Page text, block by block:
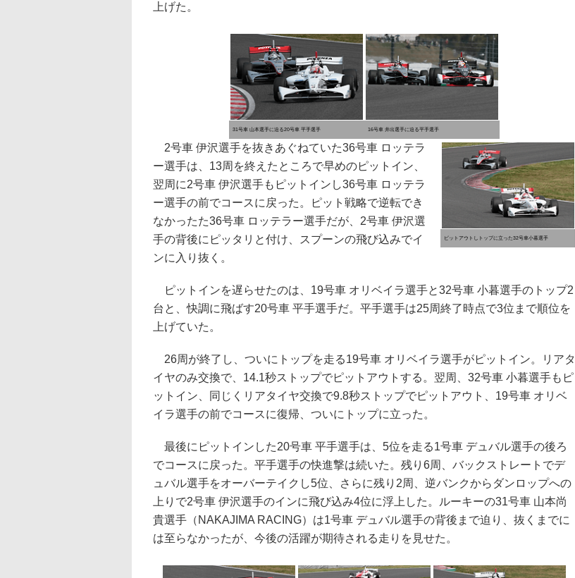
上げた。
31号車 山本選手に迫る20号車 平手選手 16号車 井出選手に迫る平手選手
ピットアウトしトップに立った32号車小暮選手
2号車 伊沢選手を抜きあぐねていた36号車 ロッテラ
ー選手は、13周を終えたところで早めのピットイン、
翌周に2号車 伊沢選手もピットインし36号車 ロッテラ
ー選手の前でコースに戻った。ピット戦略で逆転でき
なかったた36号車 ロッテラー選手だが、2号車 伊沢選
手の背後にピッタリと付け、スプーンの飛び込みでイ
ンに入り抜く。
ピットインを遅らせたのは、19号車 オリベイラ選手と32号車 小暮選手のトップ2
台と、快調に飛ばす20号車 平手選手だ。平手選手は25周終了時点で3位まで順位を
上げていた。
26周が終了し、ついにトップを走る19号車 オリベイラ選手がピットイン。リアタ
イヤのみ交換で、14.1秒ストップでピットアウトする。翌周、32号車 小暮選手もピ
ットイン、同じくリアタイヤ交換で9.8秒ストップでピットアウト、19号車 オリベ
イラ選手の前でコースに復帰、ついにトップに立った。
最後にピットインした20号車 平手選手は、5位を走る1号車 デュバル選手の後ろ
でコースに戻った。平手選手の快進撃は続いた。残り6周、バックストレートでデ
ュバル選手をオーバーテイクし5位、さらに残り2周、逆バンクからダンロップへの
上りで2号車 伊沢選手のインに飛び込み4位に浮上した。ルーキーの31号車 山本尚
貴選手（NAKAJIMA RACING）は1号車 デュバル選手の背後まで迫り、抜くまでに
は至らなかったが、今後の活躍が期待される走りを見せた。